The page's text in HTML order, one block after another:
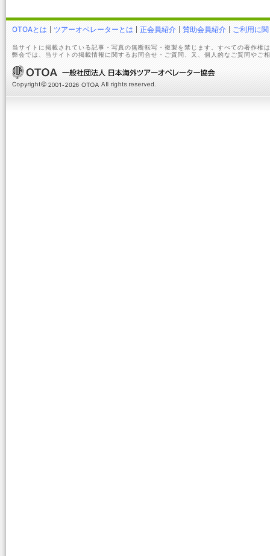
OTOAとは ツアーオペレーターとは 正会員紹介 賛助会員紹介 ご利用に
当サイトに掲載されている記事・写真の無断転写・複製を禁じます。すべての著作権
弊会では、当サイトの掲載情報に関するお問合せ・ご質問、又、個人的なご質問やご